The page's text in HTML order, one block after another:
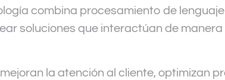
combina procesamiento de
soluciones que interactúan de manera
la atención al cliente, optimizan